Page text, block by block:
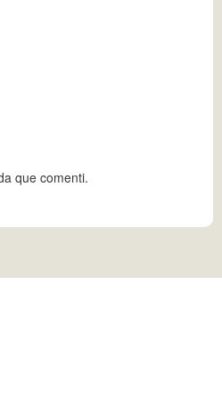
que comenti.